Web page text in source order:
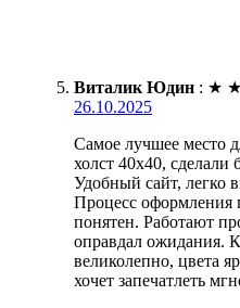
Виталик Юдин : ★ ★
26.10.2025
Самое лучшее место
холст 40х40, сделали
Удобный сайт, легко
Процесс оформления
понятен. Работают
оправдал ожидания.
великолепно, цвета
хочет запечатлеть